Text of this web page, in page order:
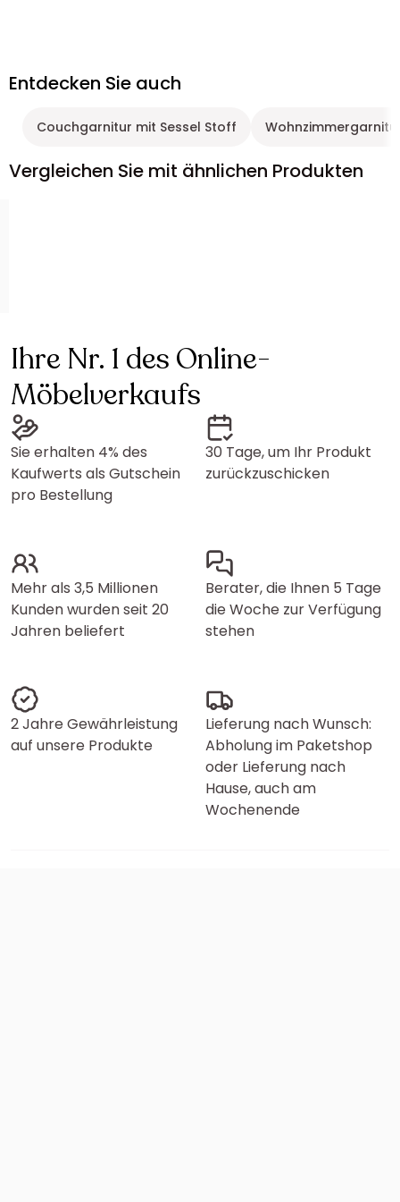
Entdecken Sie auch
Couchgarnitur mit Sessel Stoff
Vergleichen Sie mit ähnlichen Produkten
Ihre Nr. 1 des Online-
Möbelverkaufs
Sie erhalten 4% des
Kaufwerts als Gutschein
pro Bestellung
30 Tage, um Ihr Produkt
zurückzuschicken
Mehr als 3,5 Millionen
Kunden wurden seit 20
Jahren beliefert
Berater, die Ihnen 5 Tage
die Woche zur Verfügung
stehen
2 Jahre Gewährleistung
auf unsere Produkte
Lieferung nach Wunsch:
Abholung im Paketshop
oder Lieferung nach
Hause, auch am
Wochenende